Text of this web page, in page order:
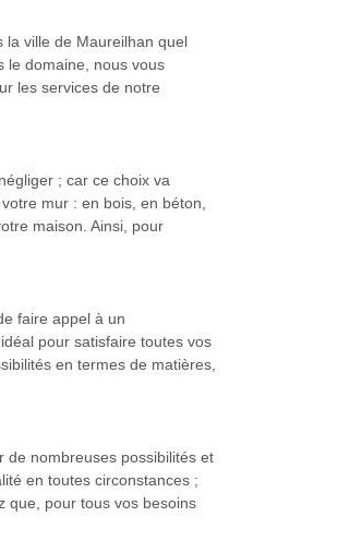
la ville de Maureilhan quel
le domaine, nous vous
les services de notre
; car ce choix va
mur : en bois, en béton,
maison. Ainsi, pour
faire appel à un
pour satisfaire toutes vos
en termes de matières,
de nombreuses possibilités et
en toutes circonstances ;
que, pour tous vos besoins